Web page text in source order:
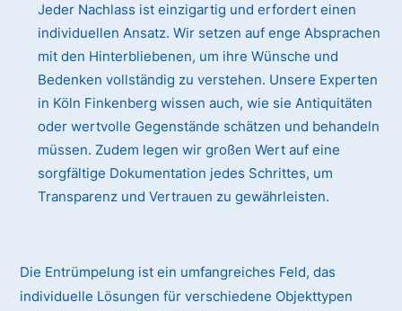
Jeder Nachlass ist einzigartig und erfordert einen
individuellen Ansatz. Wir setzen auf enge Absprachen
mit den Hinterbliebenen, um ihre Wünsche und
Bedenken vollständig zu verstehen. Unsere Experten
in Köln Finkenberg wissen auch, wie sie Antiquitäten
oder wertvolle Gegenstände schätzen und behandeln
müssen. Zudem legen wir großen Wert auf eine
sorgfältige Dokumentation jedes Schrittes, um
Transparenz und Vertrauen zu gewährleisten.
Die Entrümpelung ist ein umfangreiches Feld, das
individuelle Lösungen für verschiedene Objekttypen